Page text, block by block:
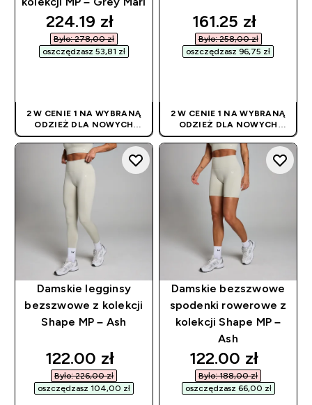
discounted price
224.19 zł‎
Było: 278,00 zł‎
oszczędzasz 53,81 zł‎
2 W CENIE 1 NA WYBRANĄ
ODZIEŻ DLA NOWYCH
KLIENTÓW! RABAT
NALICZANY
AUTOMATYCZNIE
discounted
161.25 zł‎
Było: 258,00 zł‎
oszczędzasz 96,75 zł‎
2 W CENIE 1 NA WYBRANĄ
ODZIEŻ DLA NOWYCH
KLIENTÓW! RABAT
NALICZANY
AUTOMATYCZNIE
Damskie legginsy
bezszwowe z kolekcji
Shape MP – Ash
discounted price
122.00 zł‎
Było: 226,00 zł‎
oszczędzasz 104,00 zł‎
Damskie bezszwowe
spodenki rowerowe z
kolekcji Shape MP –
Ash
discounted
122.00 zł‎
Było: 188,00 zł‎
oszczędzasz 66,00 zł‎